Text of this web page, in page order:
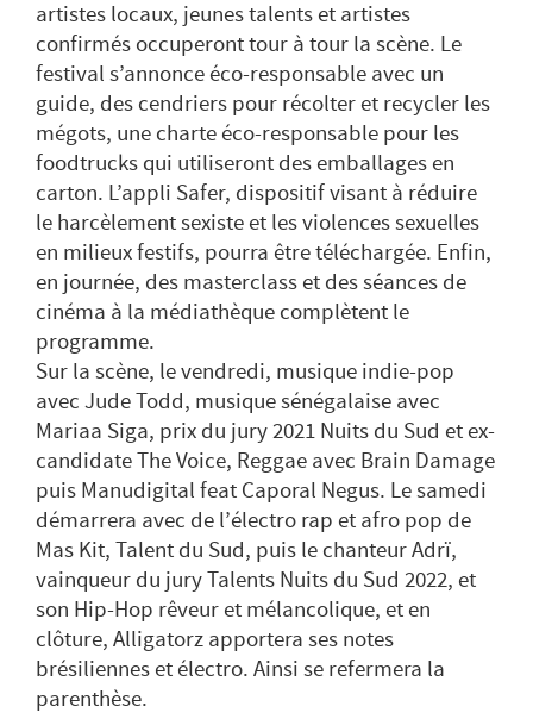
artistes locaux, jeunes talents et artistes
confirmés occuperont tour à tour la scène. Le
festival s’annonce éco-responsable avec un
guide, des cendriers pour récolter et recycler les
mégots, une charte éco-responsable pour les
foodtrucks qui utiliseront des emballages en
carton. L’appli Safer, dispositif visant à réduire
le harcèlement sexiste et les violences sexuelles
en milieux festifs, pourra être téléchargée. Enfin,
en journée, des masterclass et des séances de
cinéma à la médiathèque complètent le
programme.
Sur la scène, le vendredi, musique indie-pop
avec Jude Todd, musique sénégalaise avec
Mariaa Siga, prix du jury 2021 Nuits du Sud et ex-
candidate The Voice, Reggae avec Brain Damage
puis Manudigital feat Caporal Negus. Le samedi
démarrera avec de l’électro rap et afro pop de
Mas Kit, Talent du Sud, puis le chanteur Adrï,
vainqueur du jury Talents Nuits du Sud 2022, et
son Hip-Hop rêveur et mélancolique, et en
clôture, Alligatorz apportera ses notes
brésiliennes et électro. Ainsi se refermera la
parenthèse.